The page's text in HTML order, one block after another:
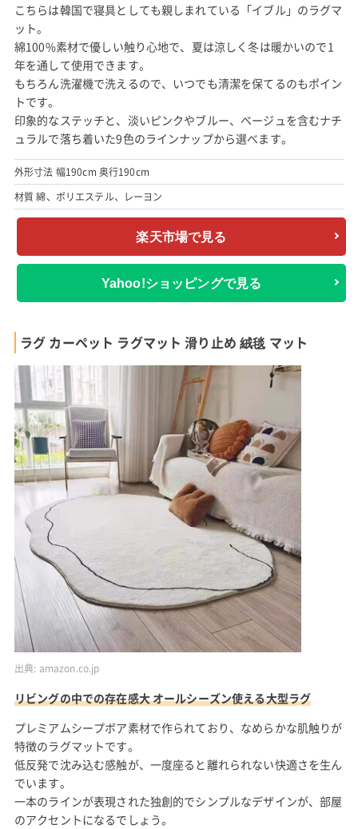
こちらは韓国で寝具としても親しまれている「イブル」のラグマ
ット。
綿100%素材で優しい触り心地で、夏は涼しく冬は暖かいので1
年を通して使用できます。
もちろん洗濯機で洗えるので、いつでも清潔を保てるのもポイン
トです。
印象的なステッチと、淡いピンクやブルー、ベージュを含むナチ
ュラルで落ち着いた9色のラインナップから選べます。
外形寸法 幅190cm 奥行190cm
材質 綿、ポリエステル、レーヨン
楽天市場で見る
Yahoo!ショッピングで見る
ラグ カーペット ラグマット 滑り止め 絨毯 マット
出典: amazon.co.jp
リビングの中での存在感大 オールシーズン使える大型ラグ
プレミアムシープボア素材で作られており、なめらかな肌触りが
特徴のラグマットです。
低反発で沈み込む感触が、一度座ると離れられない快適さを生ん
でいます。
一本のラインが表現された独創的でシンプルなデザインが、部屋
のアクセントになるでしょう。